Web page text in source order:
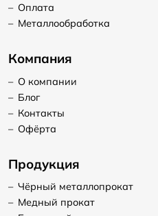
– Оплата
– Металлообработка
Компания
– О компании
– Блог
– Контакты
– Офёрта
Продукция
– Чёрный металлопрокат
– Медный прокат